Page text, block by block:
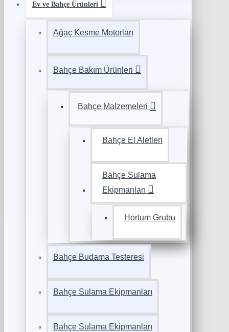
Ev ve Bahçe Ürünleri
Ağaç Kesme Motorları
Bahçe Bakım Ürünleri
Bahçe Malzemeleri
Bahçe El Aletleri
Bahçe Sulama
Ekipmanları
Hortum Grubu
Bahçe Budama Testeresi
Bahçe Sulama Ekipmanları
Bahçe Sulama Ekipmanları